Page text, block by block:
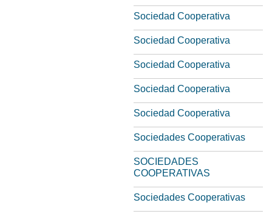
Sociedad Cooperativa
Sociedad Cooperativa
Sociedad Cooperativa
Sociedad Cooperativa
Sociedad Cooperativa
Sociedades Cooperativas
SOCIEDADES
COOPERATIVAS
Sociedades Cooperativas